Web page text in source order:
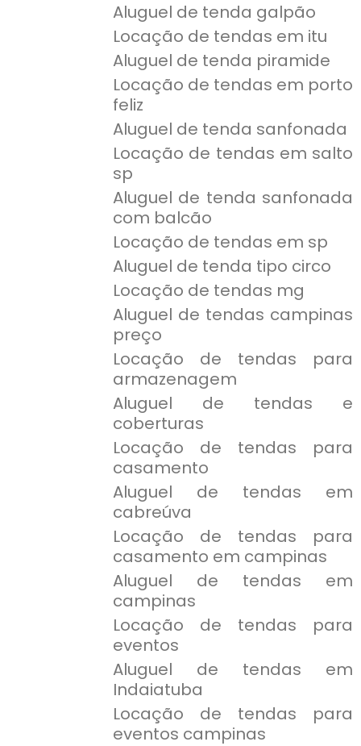
Aluguel de tenda galpão
Locação de tendas em itu
Aluguel de tenda piramide
Locação de tendas em porto
feliz
Aluguel de tenda sanfonada
Locação de tendas em salto
sp
Aluguel de tenda sanfonada
com balcão
Locação de tendas em sp
Aluguel de tenda tipo circo
Locação de tendas mg
Aluguel de tendas campinas
preço
Locação de tendas para
armazenagem
Aluguel de tendas e
coberturas
Locação de tendas para
casamento
Aluguel de tendas em
cabreúva
Locação de tendas para
casamento em campinas
Aluguel de tendas em
campinas
Locação de tendas para
eventos
Aluguel de tendas em
Indaiatuba
Locação de tendas para
eventos campinas